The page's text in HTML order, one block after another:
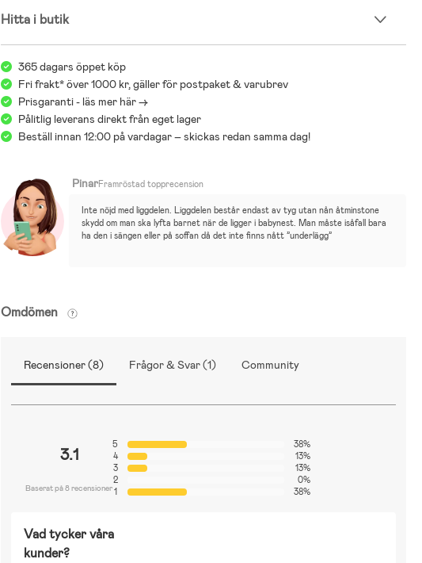
Hitta i butik
365 dagars öppet köp
Fri frakt* över 1000 kr, gäller för postpaket & varubrev
Prisgaranti - läs mer här ->
Pålitlig leverans direkt från eget lager
Beställ innan 12:00 på vardagar – skickas redan samma dag!
PinarFramröstad topprecension
Inte nöjd med liggdelen. Liggdelen består endast av tyg utan nån åtminstone
skydd om man ska lyfta barnet när de ligger i babynest. Man måste isåfall bara
ha den i sängen eller på soffan då det inte finns nått ”underlägg”
Omdömen
Recensioner (8) Frågor & Svar (1) Community
3.1
Baserat på 8 recensioner
5
38%
4
13%
3
13%
2
0%
1
38%
Vad tycker våra
kunder?